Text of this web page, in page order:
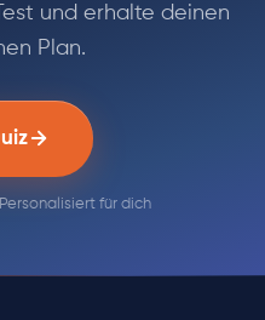
und erhalte deinen
Plan.
Personalisiert für dich